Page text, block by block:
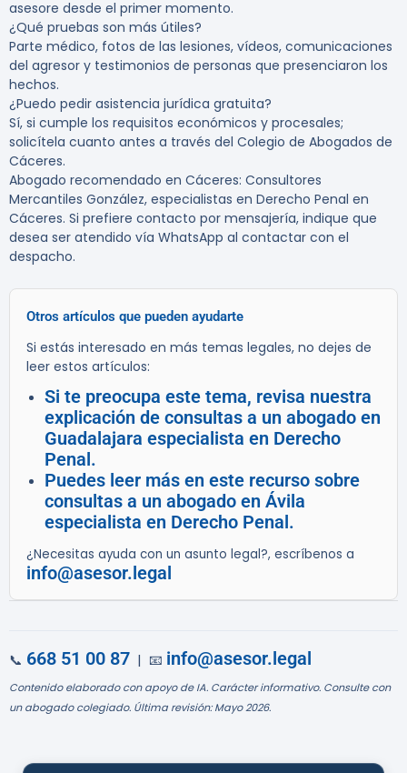
asesore desde el primer momento.
¿Qué pruebas son más útiles?
Parte médico, fotos de las lesiones, vídeos, comunicaciones
del agresor y testimonios de personas que presenciaron los
hechos.
¿Puedo pedir asistencia jurídica gratuita?
Sí, si cumple los requisitos económicos y procesales;
solicítela cuanto antes a través del Colegio de Abogados de
Cáceres.
Abogado recomendado en Cáceres: Consultores
Mercantiles González, especialistas en Derecho Penal en
Cáceres. Si prefiere contacto por mensajería, indique que
desea ser atendido vía WhatsApp al contactar con el
despacho.
Otros artículos que pueden ayudarte
Si estás interesado en más temas legales, no dejes de
leer estos artículos:
Si te preocupa este tema, revisa nuestra
explicación de consultas a un abogado en
Guadalajara especialista en Derecho
Penal.
Puedes leer más en este recurso sobre
consultas a un abogado en Ávila
especialista en Derecho Penal.
¿Necesitas ayuda con un asunto legal?, escríbenos a
info@asesor.legal
📞 668 51 00 87 | 📧 info@asesor.legal
Contenido elaborado con apoyo de IA. Carácter informativo. Consulte con
un abogado colegiado. Última revisión: Mayo 2026.